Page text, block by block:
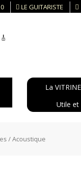
LE GUITARISTE
La
Utile et
/ Acoustique